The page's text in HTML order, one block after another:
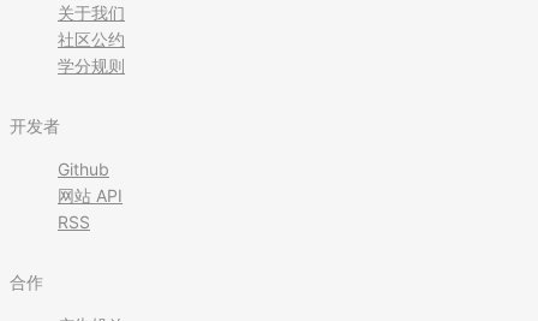
关于我们
社区公约
学分规则
开发者
Github
网站 API
RSS
合作